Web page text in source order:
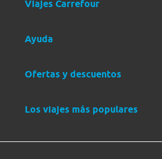
Viajes Carrefour
Ayuda
Ofertas y descuentos
Los viajes más populares